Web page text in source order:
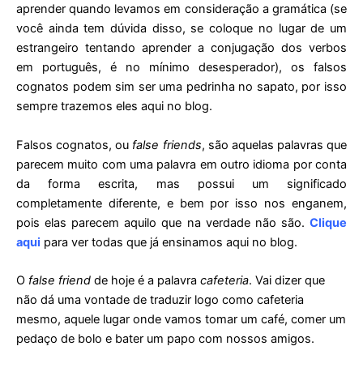
aprender quando levamos em consideração a gramática (se
você ainda tem dúvida disso, se coloque no lugar de um
estrangeiro tentando aprender a conjugação dos verbos
em português, é no mínimo desesperador), os falsos
cognatos podem sim ser uma pedrinha no sapato, por isso
sempre trazemos eles aqui no blog.
Falsos cognatos, ou false friends, são aquelas palavras que
parecem muito com uma palavra em outro idioma por conta
da forma escrita, mas possui um significado
completamente diferente, e bem por isso nos enganem,
pois elas parecem aquilo que na verdade não são. Clique
aqui para ver todas que já ensinamos aqui no blog.
O false friend de hoje é a palavra cafeteria. Vai dizer que
não dá uma vontade de traduzir logo como cafeteria
mesmo, aquele lugar onde vamos tomar um café, comer um
pedaço de bolo e bater um papo com nossos amigos.